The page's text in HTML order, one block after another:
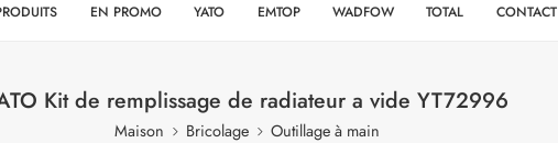
EN PROMO YATO EMTOP WADFOW TOTAL CONTACT
Kit de remplissage de radiateur a vide YT72996
Maison Bricolage Outillage à main